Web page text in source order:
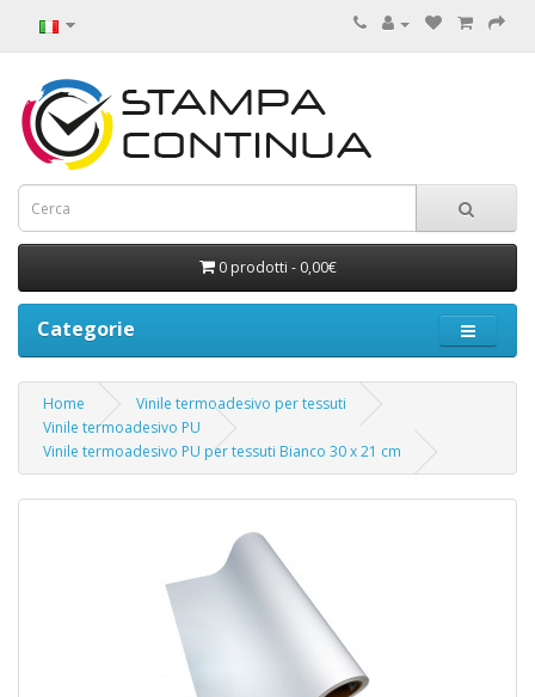
0 prodotti - 0,00€
Categorie
Home
Vinile termoadesivo per tessuti
Vinile termoadesivo PU
Vinile termoadesivo PU per tessuti Bianco 30 x 21 cm